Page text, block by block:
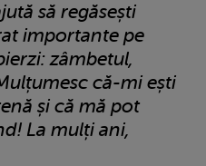
să regăsești
importante pe
zâmbetul,
că-mi ești
și că mă pot
La mulți ani,